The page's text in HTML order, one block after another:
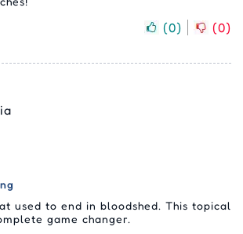
(0) (0)
used to end in bloodshed. This topical
game changer.